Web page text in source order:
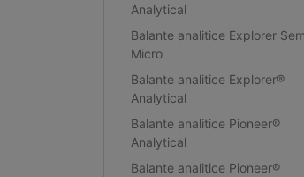
Analytical
Balante analitice Explorer
Micro
Balante analitice Explorer®
Analytical
Balante analitice Pioneer®
Analytical
Balante analitice Pioneer®